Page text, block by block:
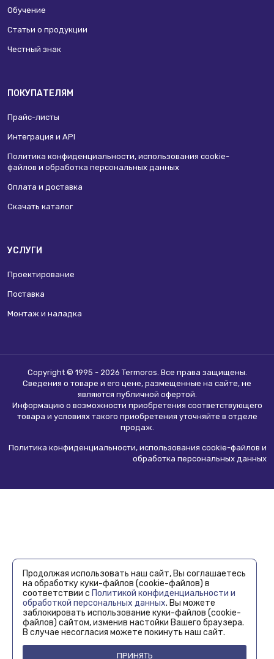
Обучение
Статьи о продукции
Честный знак
ПОКУПАТЕЛЯМ
Прайс-листы
Интеграция и API
Политика конфиденциальности, использования сookie-
файлов и обработка персональных данных
Оплата и доставка
Скачать каталог
УСЛУГИ
Проектирование
Поставка
Монтаж и наладка
Copyright © 1995 - 2026 Termoros. Все права защищены.
Сведения о товаре и его цене, размещенные на сайте, не
являются публичной офертой.
Информацию о возможности приобретения соответствующего
товара и условиях такого приобретения уточняйте в отделе
продаж.
Политика конфиденциальности, использования сookie-файлов и
обработка персональных данных
Продолжая использовать наш сайт, Вы соглашаетесь
на обработку куки-файлов (cookie-файлов) в
соответствии с Политикой конфиденциальности и
обработкой персональных данных. Вы можете
заблокировать использование куки-файлов (cookie-
файлов) сайтом, изменив настойки Вашего браузера.
В случае несогласия можете покинуть наш сайт.
ПРИНЯТЬ